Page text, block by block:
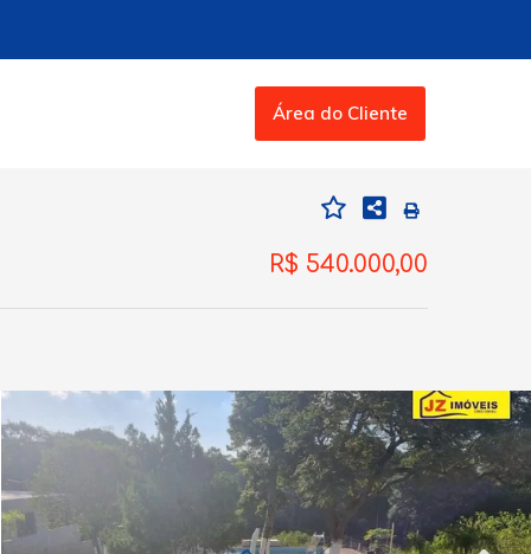
Área do Cliente
R$ 540.000,00